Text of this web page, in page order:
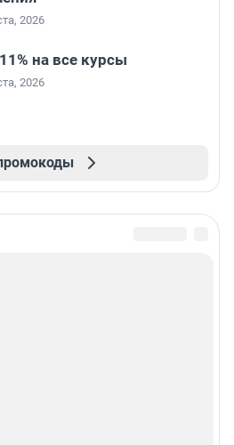
2026
на все курсы
2026